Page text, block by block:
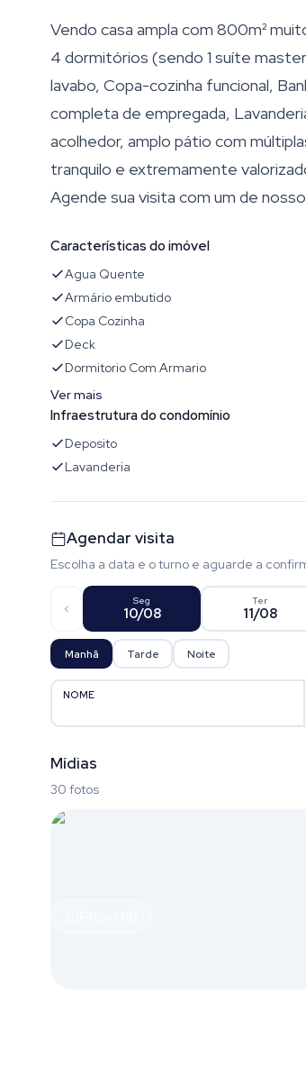
Vendo casa ampla com 800m²
4 dormitórios (sendo 1 suíte
lavabo, Copa-cozinha funcional,
completa de empregada,
acolhedor, amplo pátio com
tranquilo e extremamente
Agende sua visita com um de
Características do imóvel
Agua Quente
Armário embutido
Copa Cozinha
Deck
Dormitorio Com Armario
Ver mais
Infraestrutura do condomínio
Deposito
Lavanderia
Agendar visita
Escolha a data e o turno e aguarde a
Seg
10/08
Ter
11/08
Manhã Tarde Noite
NOME
Mídias
30 fotos